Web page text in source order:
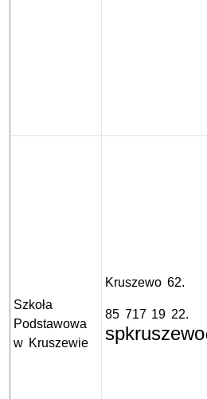
Szkoła
Podstawowa
w Kruszewie
Kruszewo 62.
85 717 19 22.